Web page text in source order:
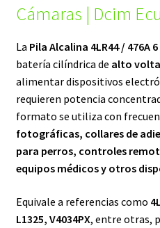
Cámaras | Dcim
La Pila Alcalina 4LR44 / 476A
batería cilíndrica de alto
alimentar dispositivos
requieren potencia
formato se utiliza con
fotográficas, collares de
para perros, controles
equipos médicos y otros
Equivale a referencias como
L1325, V4034PX, entre otras,